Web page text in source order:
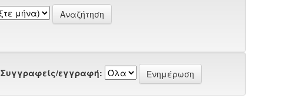
Συγγραφείς/εγγραφή: